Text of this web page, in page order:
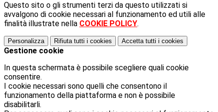
Questo sito o gli strumenti terzi da questo utilizzati si
avvalgono di cookie necessari al funzionamento ed utili alle
finalità illustrate nella COOKIE POLICY.
Personalizza Rifiuta tutti i cookies Accetta tutti i cookies
Gestione cookie
In questa schermata è possibile scegliere quali cookie
consentire.
I cookie necessari sono quelli che consentono il
funzionamento della piattaforma e non è possibile
disabilitarli.